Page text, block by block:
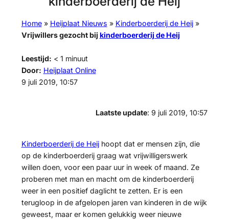
Home» Heijplaat Nieuws » Kinderboerderij de Heij»
Vrijwillers gezocht bij kinderboerderij de Heij
Leestijd: < 1 minuut
Door: Heijplaat Online
9 juli 2019, 10:57
Laatste update: 9 juli 2019, 10:57
Kinderboerderij de Heijhoopt dat er mensen zijn, die
op de kinderboerderij graag wat vrijwilligerswerk
willen doen, voor een paar uur in week of maand. Ze
proberen met man en macht om de kinderboerderij
weer in een positief daglicht te zetten. Er is een
terugloop in de afgelopen jaren van kinderen in de wijk
geweest, maar er komen gelukkig weer nieuwe